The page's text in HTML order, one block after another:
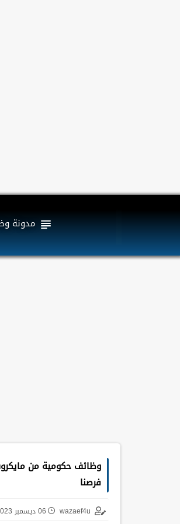
مدونة
وظائف حكومية من
فرصنا
wazaef4u 06 ديسمبر 2023